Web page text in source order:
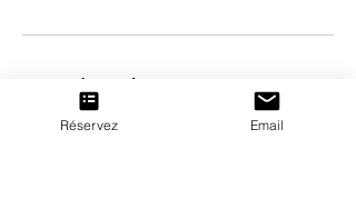
Coordonnées
1307 Rue le Villageois, Val-
Réservez Email